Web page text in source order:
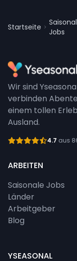
Startseite
Jobs
Wir sind
verbinden
einem tollen
Ausland.
4.7 aus
ARBEITEN
Saisonale Jobs
Länder
Arbeitgeber
Blog
YSEASONAL